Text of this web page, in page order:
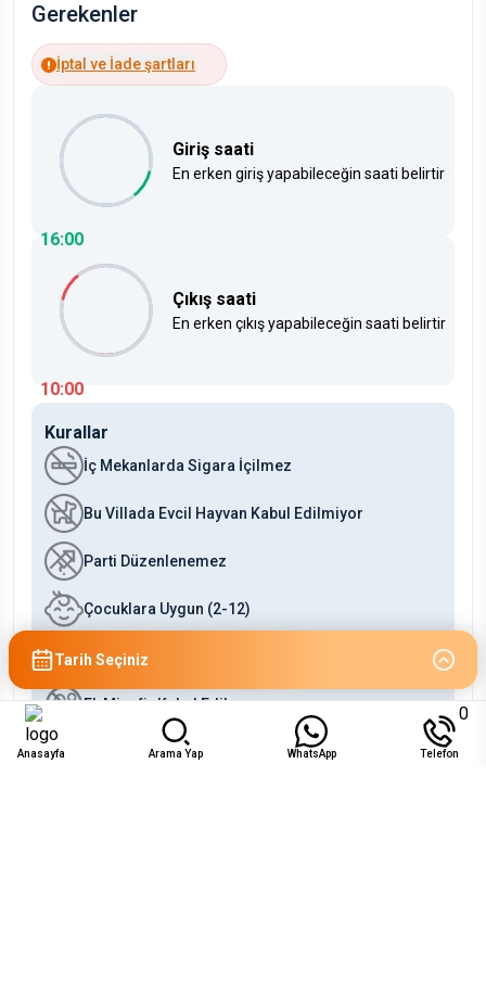
Gerekenler
İptal ve İade şartları
16:00
Giriş saati
En erken giriş yapabileceğin saati belirtir
10:00
Çıkış saati
En erken çıkış yapabileceğin saati belirtir
Kurallar
İç Mekanlarda Sigara İçilmez
Bu Villada Evcil Hayvan Kabul Edilmiyor
Parti Düzenlenemez
Çocuklara Uygun (2-12)
Bebeklere Uygun (0-2)
Ek Misafir Kabul Edilmez
Tarih Seçiniz
Anasayfa Arama Yap WhatsApp Telefon
0